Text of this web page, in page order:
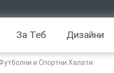
За Теб Дизайни
и Спортни Халати